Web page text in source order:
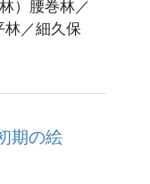
）腰巻林／
林／細久保
期の絵